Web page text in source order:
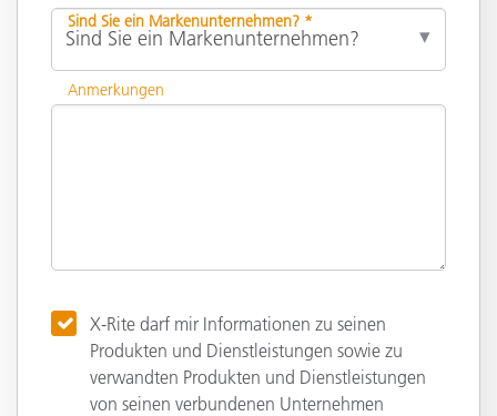
Sind Sie ein Markenunternehmen? *
Anmerkungen
X-Rite darf mir Informationen zu seinen
Produkten und Dienstleistungen sowie zu
verwandten Produkten und Dienstleistungen
von seinen verbundenen Unternehmen